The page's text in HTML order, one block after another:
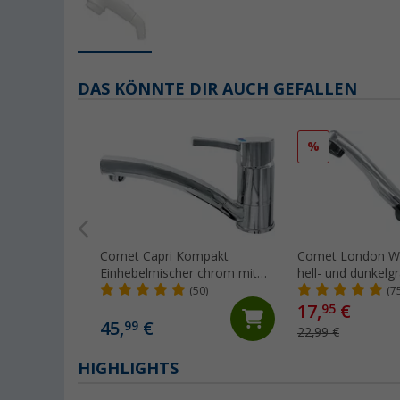
DAS KÖNNTE DIR AUCH GEFALLEN
Comet Capri Kompakt
Einhebelmischer chrom mit
Mikroschalter für Wohnmobil
(50)
45,99 €
%
Comet London
hell- und
abklappbar mit
für Wohnwagen
Wohnmobil chrom
17,95 €
22,99 €
HIGHLIGHTS